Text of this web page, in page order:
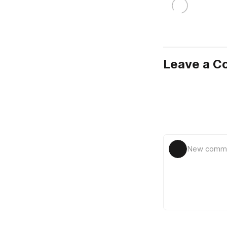
Leave a